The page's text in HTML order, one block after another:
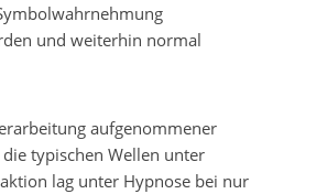
und weiterhin normal
aufgenommener
typischen Wellen unter
lag unter Hypnose bei nur